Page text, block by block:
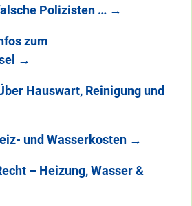
Polizisten … →
zum
→
Hauswart, Reinigung und
und Wasserkosten →
– Heizung, Wasser &